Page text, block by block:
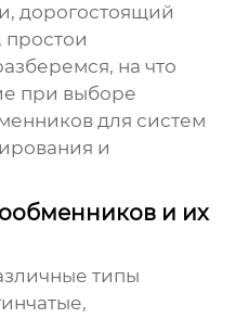
дорогостоящий
простои
на что
при выборе
для систем
и
и их
типы